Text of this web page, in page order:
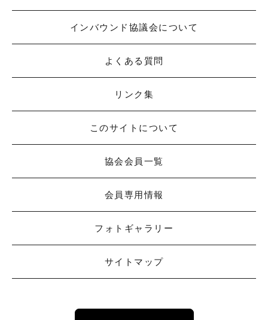
インバウンド協議会について
よくある質問
リンク集
このサイトについて
協会会員一覧
会員専用情報
フォトギャラリー
サイトマップ